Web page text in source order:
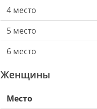
4 место
5 место
6 место
Женщины
Место